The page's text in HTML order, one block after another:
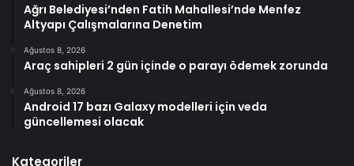
Ağrı Belediyesi’nden Fatih Mahallesi’nde Menfez
Altyapı Çalışmalarına Denetim
Ağustos 8, 2026
Araç sahipleri 2 gün içinde o parayı ödemek zorunda
Ağustos 8, 2026
Android 17 bazı Galaxy modelleri için veda
güncellemesi olacak
Kategoriler